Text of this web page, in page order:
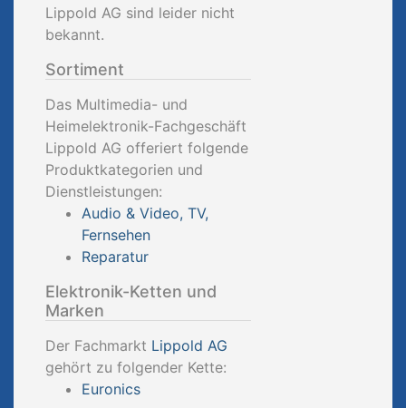
Lippold AG sind leider nicht
bekannt.
Sortiment
Das Multimedia- und
Heimelektronik-Fachgeschäft
Lippold AG offeriert folgende
Produktkategorien und
Dienstleistungen:
Audio & Video, TV,
Fernsehen
Reparatur
Elektronik-Ketten und
Marken
Der Fachmarkt Lippold AG
gehört zu folgender Kette:
Euronics